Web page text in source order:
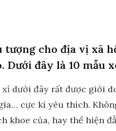
tượng cho địa vị xã
Dưới đây là 10 mẫu
xỉ dưới đây rất được giới
cực kì yêu thích.
khoe của, hay thể hiện